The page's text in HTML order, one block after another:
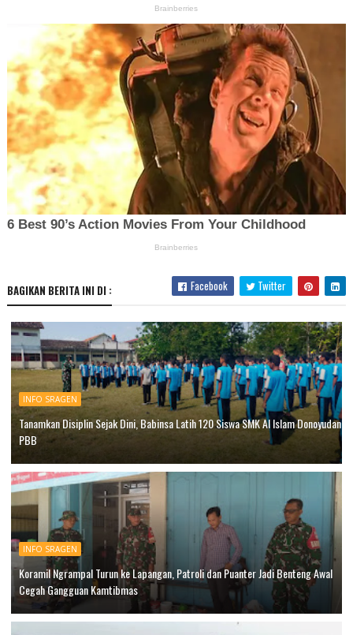
BAGIKAN BERITA INI DI : Facebook Twitter
INFO SRAGEN
Tanamkan Disiplin Sejak Dini, Babinsa Latih 120 Siswa SMK Al Islam Donoyudan
PBB
INFO SRAGEN
Koramil Ngrampal Turun ke Lapangan, Patroli dan Puanter Jadi Benteng Awal
Cegah Gangguan Kamtibmas